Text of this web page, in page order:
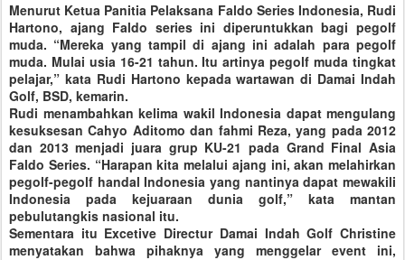
Menurut Ketua Panitia Pelaksana Faldo Series Indonesia, Rudi
Hartono, ajang Faldo series ini diperuntukkan bagi pegolf
muda. “Mereka yang tampil di ajang ini adalah para pegolf
muda. Mulai usia 16-21 tahun. Itu artinya pegolf muda tingkat
pelajar,” kata Rudi Hartono kepada wartawan di Damai Indah
Golf, BSD, kemarin.
Rudi menambahkan kelima wakil Indonesia dapat mengulang
kesuksesan Cahyo Aditomo dan fahmi Reza, yang pada 2012
dan 2013 menjadi juara grup KU-21 pada Grand Final Asia
Faldo Series. “Harapan kita melalui ajang ini, akan melahirkan
pegolf-pegolf handal Indonesia yang nantinya dapat mewakili
Indonesia pada kejuaraan dunia golf,” kata mantan
pebulutangkis nasional itu.
Sementara itu Excetive Directur Damai Indah Golf Christine
menyatakan bahwa pihaknya yang menggelar event ini,